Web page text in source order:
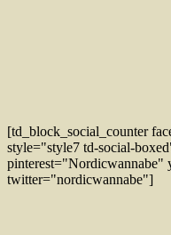
[td_block_social_counter
style="style7 td-social-
pinterest="Nordicwannabe"
twitter="nordicwannabe"]